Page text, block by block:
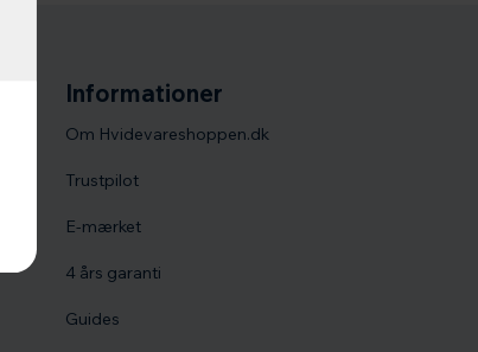
Informationer
Om Hvidevareshoppen.dk
Trustpilot
E-mærket
4 års garanti
Guides